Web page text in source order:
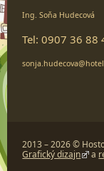
Ing. Soňa Hudecová
Tel: 0907 36 88
2013 – 2026 ©
Grafický dizajn
a